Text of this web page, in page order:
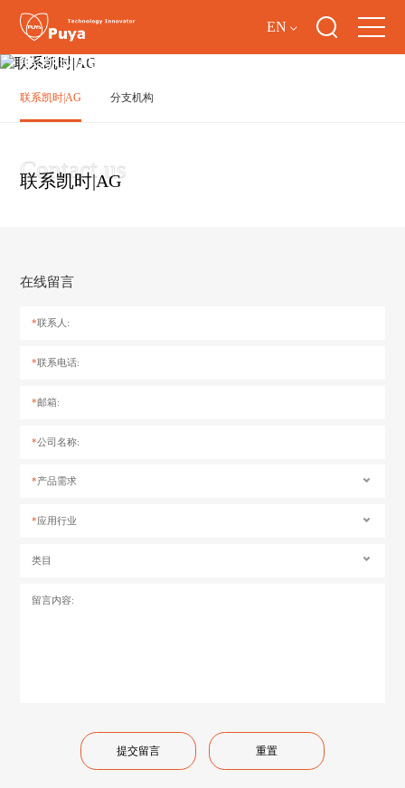
EN
联系凯时|AG
联系凯时|AG 分支机构
联系凯时|AG
在线留言
*联系人:
*联系电话:
*邮箱:
*公司名称:
*产品需求
*应用行业
类目
留言内容: